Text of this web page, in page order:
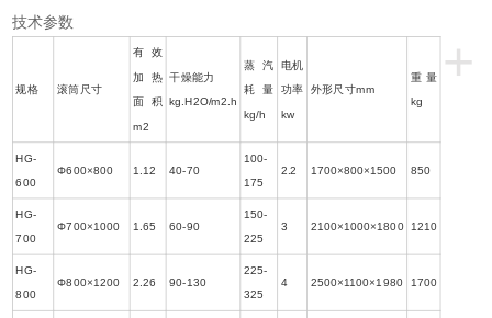
技术参数
+
规格 滚筒尺寸
有效
加热
面积
m2
干燥能力
kg.H2O/m2.h
蒸汽
耗量
kg/h
电机
功率
kw
外形尺寸mm
重量
kg
HG-
600
Φ600×800 1.12 40-70
100-
175
2.2 1700×800×1500 850
HG-
700
Φ700×1000 1.65 60-90
150-
225
3 2100×1000×1800 1210
HG-
800
Φ800×1200 2.26 90-130
225-
325
4 2500×1100×1980 1700